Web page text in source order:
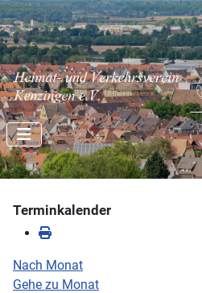
Terminkalender
Nach Monat
Gehe zu Monat